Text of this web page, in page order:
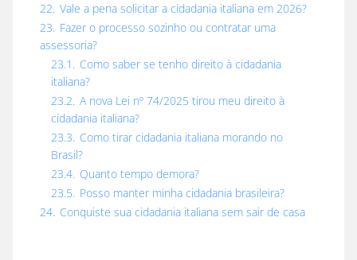
22. Vale a pena solicitar a cidadania italiana em 2026?
23. Fazer o processo sozinho ou contratar uma
assessoria?
23.1. Como saber se tenho direito à cidadania
italiana?
23.2. A nova Lei nº 74/2025 tirou meu direito à
cidadania italiana?
23.3. Como tirar cidadania italiana morando no
Brasil?
23.4. Quanto tempo demora?
23.5. Posso manter minha cidadania brasileira?
24. Conquiste sua cidadania italiana sem sair de casa